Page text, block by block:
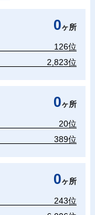
0ヶ所
126位
2,823位
0ヶ所
20位
389位
0ヶ所
243位